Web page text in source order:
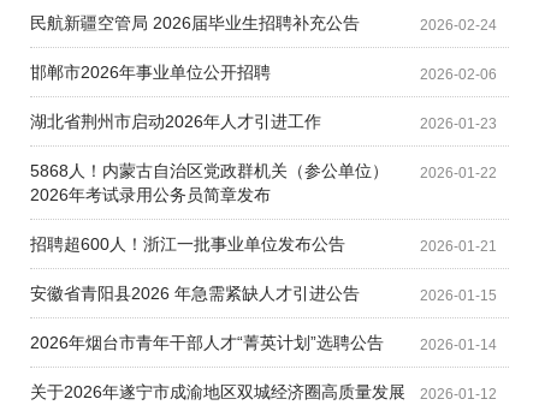
2026-02-24
民航新疆空管局 2026届毕业生招聘补充公告
2026-02-06
邯郸市2026年事业单位公开招聘
2026-01-23
湖北省荆州市启动2026年人才引进工作
2026-01-22
5868人！内蒙古自治区党政群机关（参公单位）
2026年考试录用公务员简章发布
2026-01-21
招聘超600人！浙江一批事业单位发布公告
2026-01-15
安徽省青阳县2026 年急需紧缺人才引进公告
2026-01-14
2026年烟台市青年干部人才“菁英计划”选聘公告
2026-01-12
关于2026年遂宁市成渝地区双城经济圈高质量发展